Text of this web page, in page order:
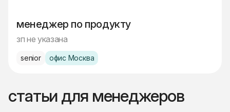
менеджер по продукту
зп не указана
senior офис Москва
статьи для менеджеров